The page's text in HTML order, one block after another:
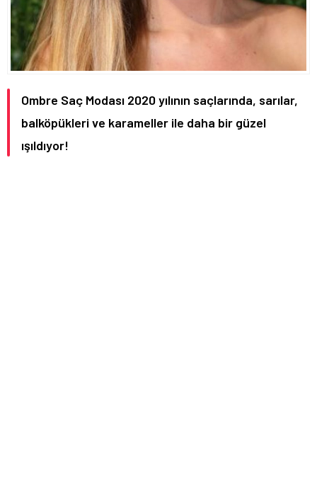
Ombre Saç Modası 2020 yılının saçlarında, sarılar,
balköpükleri ve karameller ile daha bir güzel
ışıldıyor!